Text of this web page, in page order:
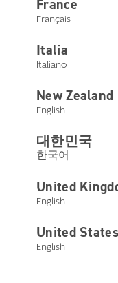
France
Français
Italia
Italiano
New Zealand
English
대한민국
한국어
United
English
United States
English
Amber
Vice presidente di
In qualità di Vice
Knettel porta con sé
trasparenza nel
sempre all’insegna
eccellenti ai
tramite opzioni
offrire la migliore